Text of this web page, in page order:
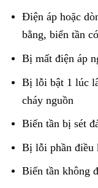
Điện áp hoặc
bằng, biến tần
Bị mất điện áp
Bị lỗi bật 1 lúc
cháy nguồn
Biến tần bị sét
Bị lỗi phần điều
Biến tần không